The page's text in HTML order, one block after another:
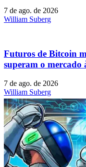
7 de ago. de 2026
William Suberg
Futuros de Bitcoin
superam o mercado
7 de ago. de 2026
William Suberg